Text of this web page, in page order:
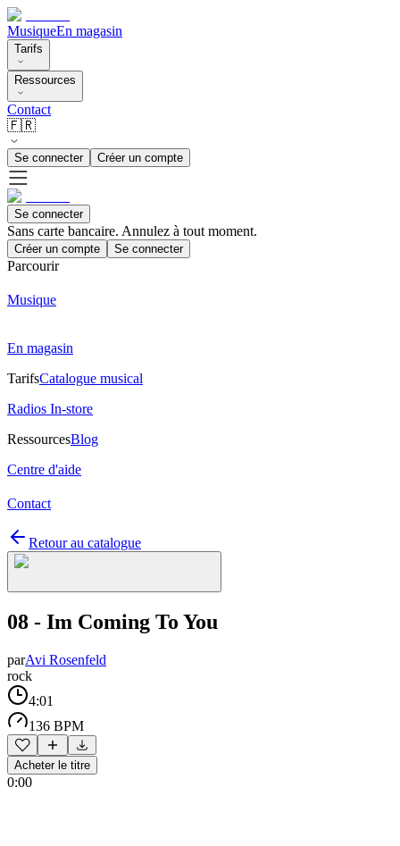
MusiqueEn magasin
Tarifs
Ressources
Contact
🇫🇷
Se connecter Créer un compte
Se connecter
Sans carte bancaire. Annulez à tout moment.
Créer un compte Se connecter
Parcourir
Musique
En magasin
TarifsCatalogue musical
Radios In-store
RessourcesBlog
Centre d'aide
Contact
Retour au catalogue
08 - Im Coming To You
parAvi Rosenfeld
rock
4:01
136 BPM
Acheter le titre
0:00